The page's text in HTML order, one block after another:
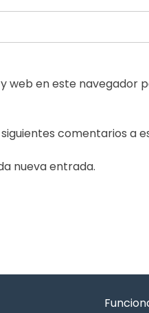
en este navegador
comentarios a
nueva entrada.